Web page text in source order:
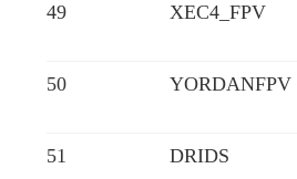
49 XEC4_FPV
50 YORDANFPV
51 DRIDS